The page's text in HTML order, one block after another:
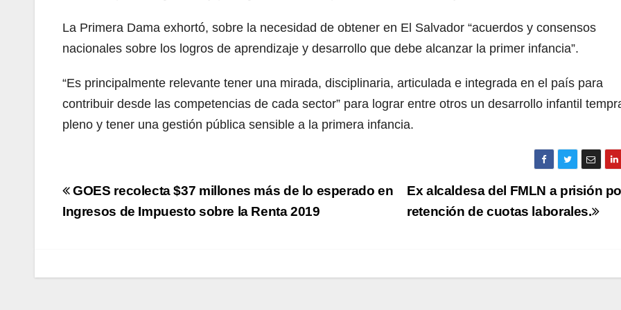
La Primera Dama exhortó, sobre la necesidad de obtener en El Salvador “acuerdos y consensos
nacionales sobre los logros de aprendizaje y desarrollo que debe alcanzar la primer infancia”.
“Es principalmente relevante tener una mirada, disciplinaria, articulada e integrada en el país para
contribuir desde las competencias de cada sector” para lograr entre otros un desarrollo infantil
pleno y tener una gestión pública sensible a la primera infancia.
Navegación
de
Ex alcaldesa del FMLN a prisión
retención de cuotas laborales.
GOES recolecta $37 millones más de lo esperado en
Ingresos de Impuesto sobre la Renta 2019